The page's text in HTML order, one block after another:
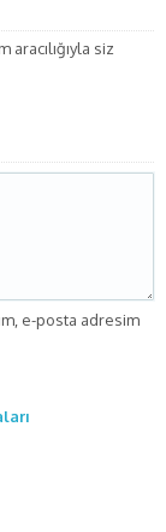
aracılığıyla siz
e-posta adresim